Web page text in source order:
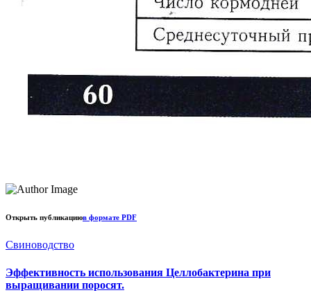
Открыть публикациюв формате PDF
Свиноводство
Эффективность использования Целлобактерина при
выращивании поросят.